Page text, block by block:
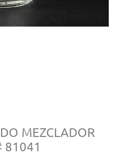
MEZCLADOR
81041